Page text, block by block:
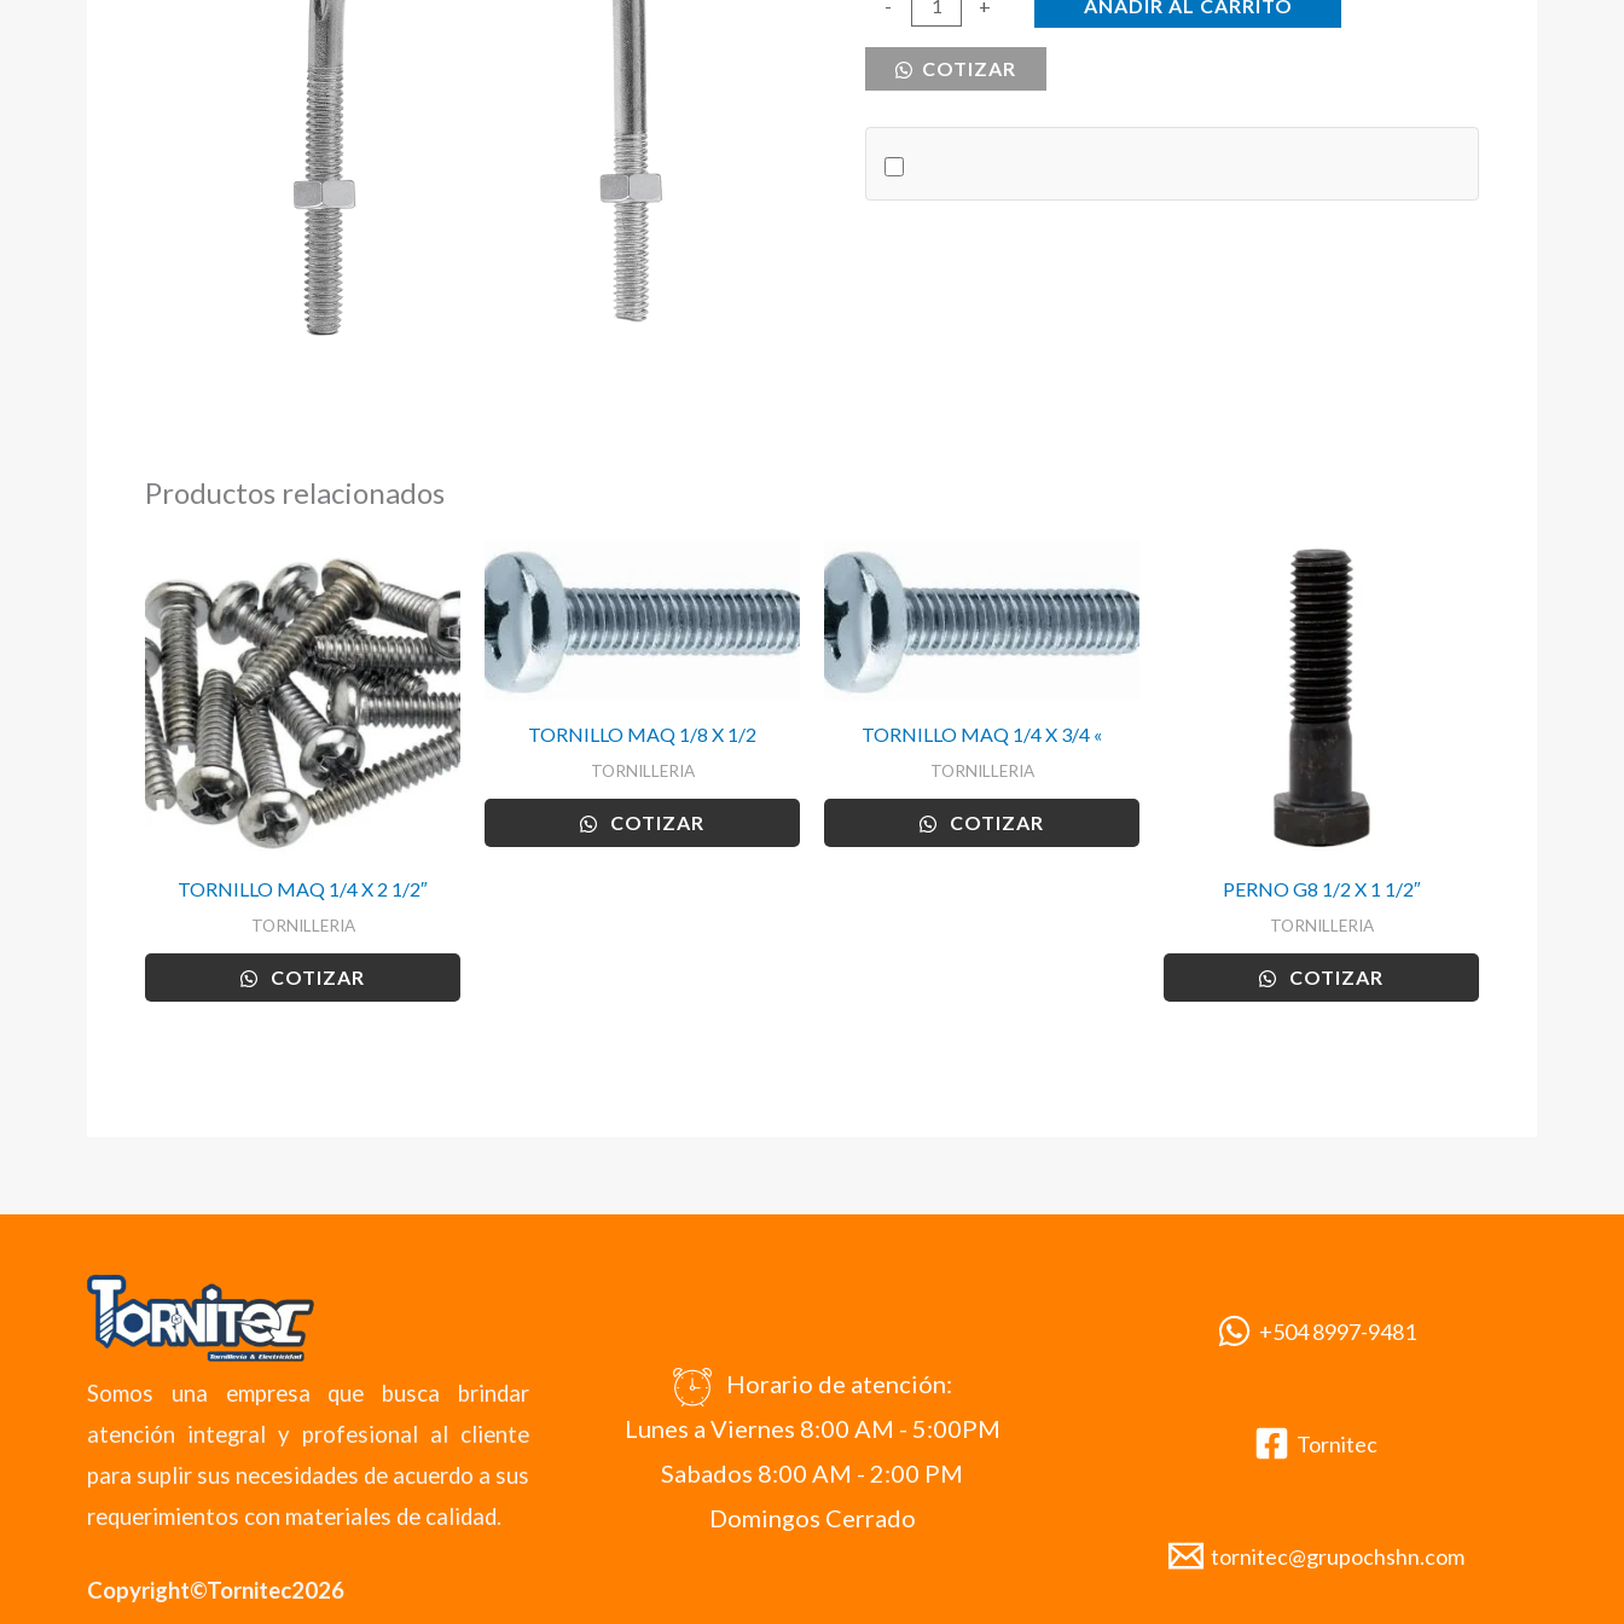
- + AÑADIR AL CARRITO
COTIZAR
Productos relacionados
TORNILLO MAQ 1/4 X 2 1/2″
TORNILLERIA
COTIZAR
TORNILLO MAQ 1/8 X 1/2
TORNILLERIA
COTIZAR
TORNILLO MAQ 1/4 X 3/4 «
TORNILLERIA
COTIZAR
PERNO G8 1/2 X 1 1/2″
TORNILLERIA
COTIZAR
Somos una empresa que busca brindar
atención integral y profesional al cliente
para suplir sus necesidades de acuerdo a sus
requerimientos con materiales de calidad.
Copyright©Tornitec2026
Horario de atención:
Lunes a Viernes 8:00 AM - 5:00PM
Sabados 8:00 AM - 2:00 PM
Domingos Cerrado
+504 8997-9481
Tornitec
tornitec@grupochshn.com